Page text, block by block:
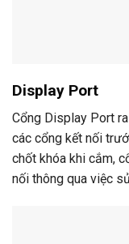
Display Port
Cổng Display Port
các cổng kết nối
chốt khóa khi cắm,
nối thông qua việc